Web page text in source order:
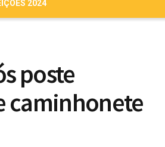
2024
poste
caminhonete